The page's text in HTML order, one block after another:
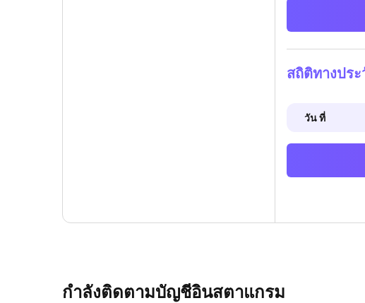
สถิติทางปร
วัน ที่
กำลังติดตามบัญชีอินสตาแกรม